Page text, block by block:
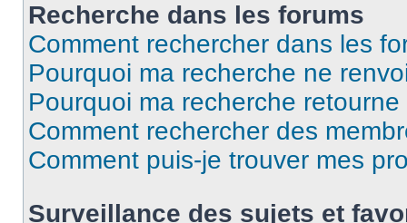
Recherche dans les forums
Comment rechercher dans les
Pourquoi ma recherche ne
Pourquoi ma recherche
Comment rechercher des
Comment puis-je trouver mes
Surveillance des sujets et